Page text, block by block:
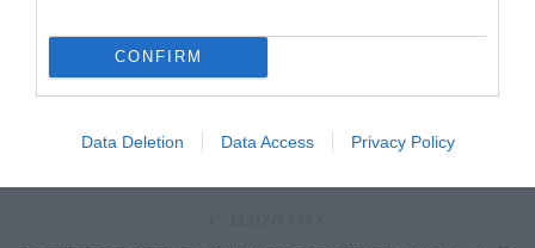
CONFIRM
Data Deletion Data Access Privacy Policy